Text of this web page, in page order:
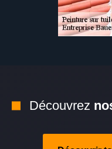
Découvrez